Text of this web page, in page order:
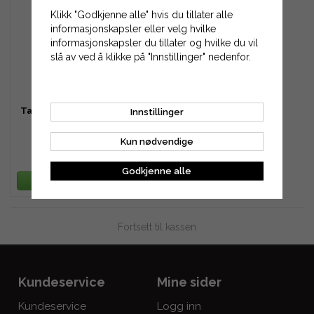
Tannreim HTD 1696-8M-30
2 116 kr
LEGG TIL HANDLEKURV
Fortsett til kassen
Kundeservice
Kundeservice
Mine sider
Logg inn
Klikk "Godkjenne alle" hvis du tillater alle
informasjonskapsler eller velg hvilke
informasjonskapsler du tillater og hvilke du vil
slå av ved å klikke på "Innstillinger" nedenfor.
Innstillinger
Kun nødvendige
Godkjenne alle